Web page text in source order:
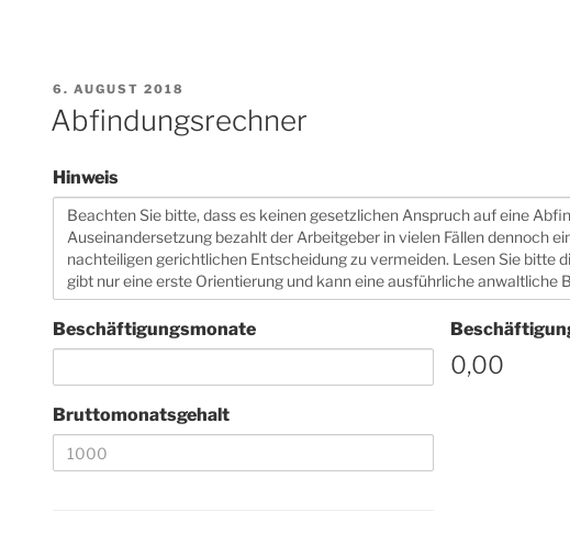
VERÖFFENTLICHT
AM
6. AUGUST 2018
Abfindungsrechner
Hinweis
Beschäftigungsmonate
0,00
Bruttomonatsgehalt